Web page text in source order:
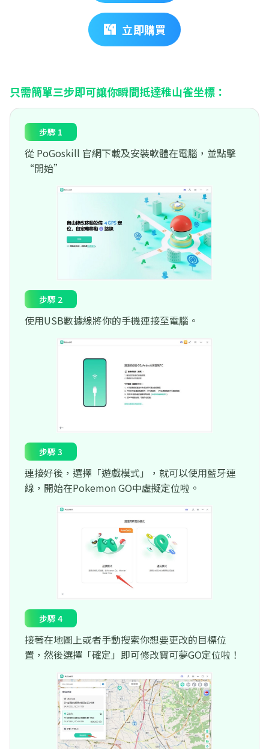
立即購買
只需簡單三步即可讓你瞬間抵達稚山雀坐標：
步驟 1
從 PoGoskill 官網下載及安裝軟體在電腦，並點擊
“開始”
步驟 2
使用USB數據線將你的手機連接至電腦。
步驟 3
連接好後，選擇「遊戲模式」，就可以使用藍牙連
線，開始在Pokemon GO中虛擬定位啦。
步驟 4
接著在地圖上或者手動搜索你想要更改的目標位
置，然後選擇「確定」即可修改寶可夢GO定位啦！